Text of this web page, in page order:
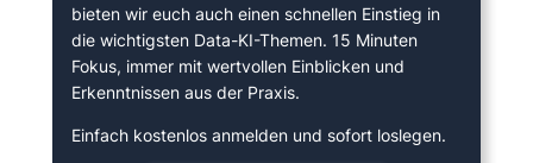
bieten wir euch auch einen schnellen Einstieg in
die wichtigsten Data-KI-Themen. 15 Minuten
Fokus, immer mit wertvollen Einblicken und
Erkenntnissen aus der Praxis.
Einfach kostenlos anmelden und sofort loslegen.